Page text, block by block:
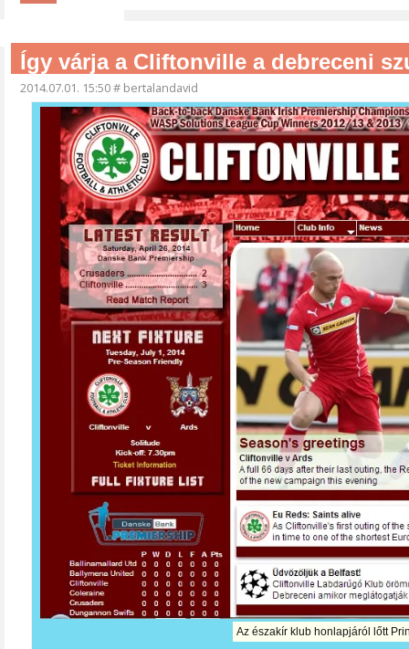
Így várja a Cliftonville a debreceni
2014.07.01. 15:50# bertalandavid
Az északír klub honlapjáról lőtt